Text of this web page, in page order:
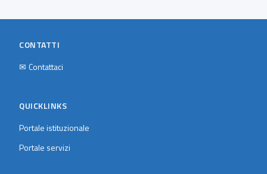
CONTATTI
✉ Contattaci
QUICKLINKS
Portale istituzionale
Portale servizi